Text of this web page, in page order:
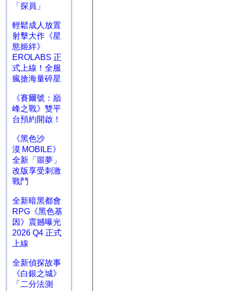
「探員」
輕鬆成人放置
射擊大作《星
慾姬絆》
EROLABS 正
式上線！全服
瘋搶海量碎星
《賽爾號：巔
峰之戰》雙平
台預約開啟！
《黑色沙
漠 MOBILE》
全新「噩夢」
改版享受刺激
戰鬥
全新暗黑都會
RPG《黑色基
因》震撼曝光
2026 Q4 正式
上線
全新偵探故事
《白銀之城》
「二分法測